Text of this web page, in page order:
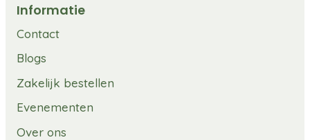
Informatie
Contact
Blogs
Zakelijk bestellen
Evenementen
Over ons